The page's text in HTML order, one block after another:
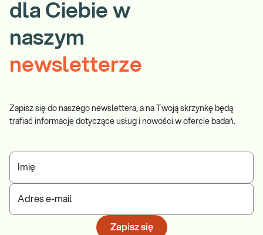
dla Ciebie w
naszym
newsletterze
Zapisz się do naszego newslettera, a na Twoją skrzynkę będą
trafiać informacje dotyczące usług i nowości w ofercie badań.
Imię
Adres e-mail
Zapisz się